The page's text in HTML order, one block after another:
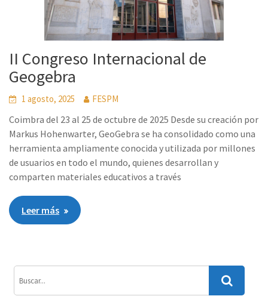
II Congreso Internacional de
Geogebra
1 agosto, 2025 FESPM
Coimbra del 23 al 25 de octubre de 2025 Desde su creación por
Markus Hohenwarter, GeoGebra se ha consolidado como una
herramienta ampliamente conocida y utilizada por millones
de usuarios en todo el mundo, quienes desarrollan y
comparten materiales educativos a través
Leer más